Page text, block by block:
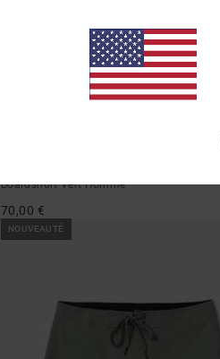
Boardshort Vert Homme
70,00 €
NOUVEAUTÉ